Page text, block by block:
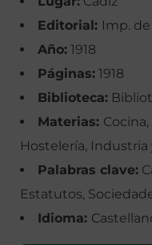
Editorial: Imp.
Año: 1918
Páginas: 1918
Biblioteca:
Materias:
Hostelería, Industria
Palabras clave:
Estatutos,
Idioma: